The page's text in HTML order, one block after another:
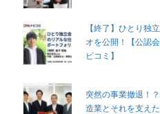
【終了】ひとり独
オを公開！【公認
ビコミ】
突然の事業撤退！
造業とそれを支え